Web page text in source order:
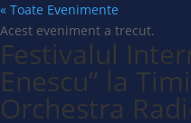
« Toate Evenimente
Acest eveniment a trecut.
Festivalul
Enescu” la
Orchestra